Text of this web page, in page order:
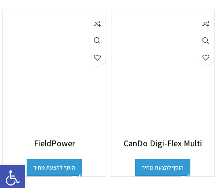
CanDo Digi-Flex Multi
הוסף להצעת מחיר
FieldPower
הוסף להצעת מחיר פתח